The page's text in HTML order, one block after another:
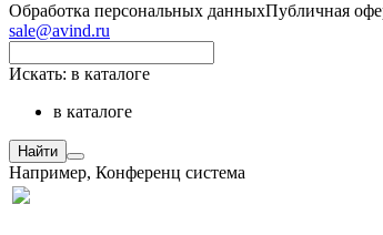
Обработка персональных данныхПубличная
sale@avind.ru
Искать: в каталоге
в каталоге
Найти
Например, Конференц система